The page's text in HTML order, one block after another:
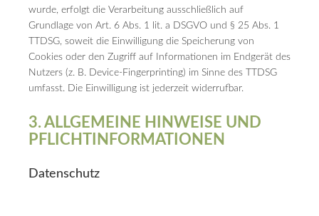
wurde, erfolgt die Verarbeitung ausschließlich auf
Grundlage von Art. 6 Abs. 1 lit. a DSGVO und § 25 Abs. 1
TTDSG, soweit die Einwilligung die Speicherung von
Cookies oder den Zugriff auf Informationen im Endgerät des
Nutzers (z. B. Device-Fingerprinting) im Sinne des TTDSG
umfasst. Die Einwilligung ist jederzeit widerrufbar.
3. ALLGEMEINE HINWEISE UND
PFLICHT­INFORMATIONEN
Datenschutz